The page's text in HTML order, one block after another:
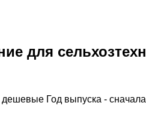
для
дешевые Год выпуска -